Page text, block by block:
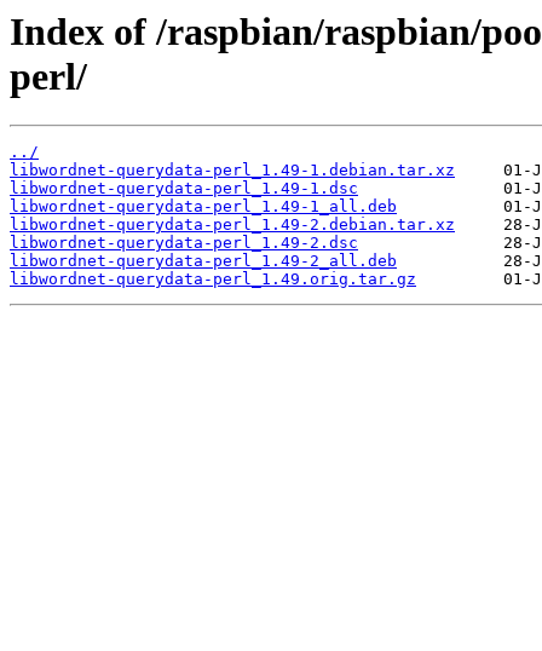
Index of /raspbian/raspbian/
perl/
../
libwordnet-querydata-perl_1.49-1.debian.tar.xz
libwordnet-querydata-perl_1.49-1.dsc
libwordnet-querydata-perl_1.49-1_all.deb
libwordnet-querydata-perl_1.49-2.debian.tar.xz
libwordnet-querydata-perl_1.49-2.dsc
libwordnet-querydata-perl_1.49-2_all.deb
libwordnet-querydata-perl_1.49.orig.tar.gz